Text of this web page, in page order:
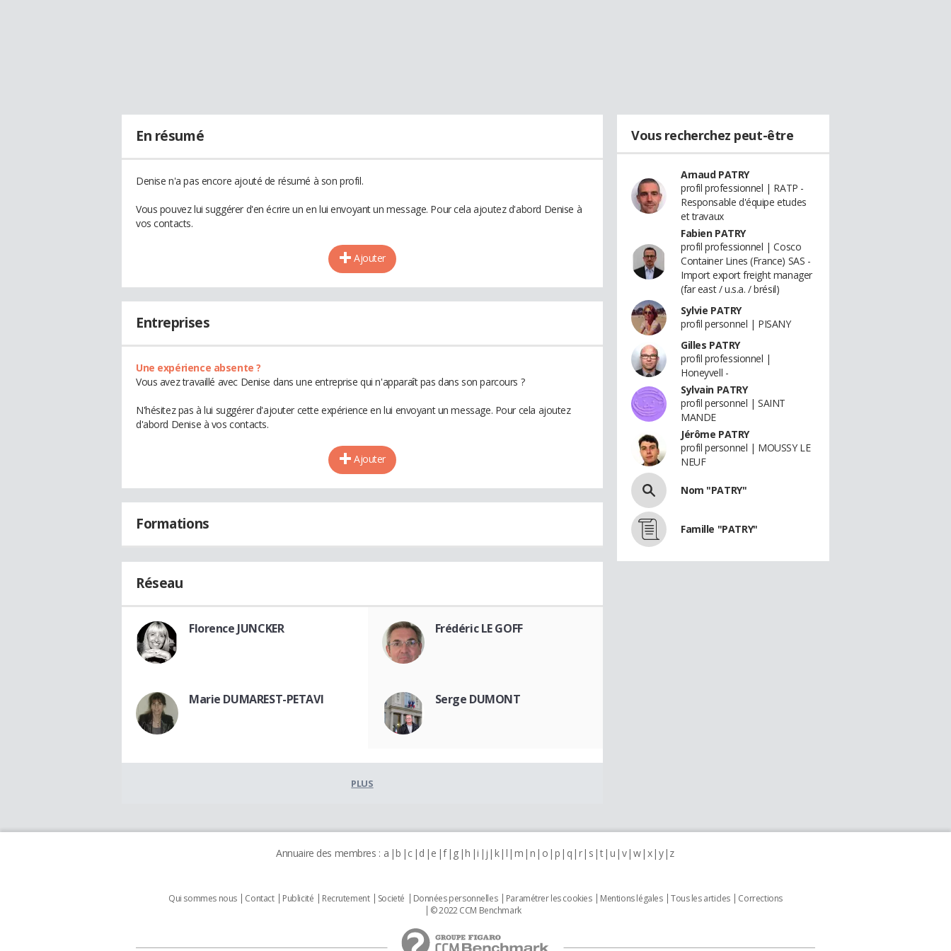
En résumé
Denise n'a pas encore ajouté de résumé à son profil.
Vous pouvez lui suggérer d'en écrire un en lui envoyant un message. Pour cela ajoutez d'abord Denise à
vos contacts.
Ajouter
Entreprises
Une expérience absente ?
Vous avez travaillé avec Denise dans une entreprise qui n'apparaît pas dans son parcours ?
N'hésitez pas à lui suggérer d'ajouter cette expérience en lui envoyant un message. Pour cela ajoutez
d'abord Denise à vos contacts.
Ajouter
Formations
Réseau
Florence JUNCKER Frédéric LE GOFF
Marie DUMAREST-PETAVI Serge DUMONT
PLUS
Vous recherchez peut-être
Arnaud PATRY
profil professionnel | RATP -
Responsable d'équipe etudes
et travaux
Fabien PATRY
profil professionnel | Cosco
Container Lines (France) SAS -
Import export freight manager
(far east / u.s.a. / brésil)
Sylvie PATRY
profil personnel | PISANY
Gilles PATRY
profil professionnel |
Honeyvell -
Sylvain PATRY
profil personnel | SAINT
MANDE
Jérôme PATRY
profil personnel | MOUSSY LE
NEUF
Nom "PATRY"
Famille "PATRY"
Annuaire des membres : a b c d e f g h i j k l m n o p q r s t u v w x y z
Qui sommes nous Contact Publicité Recrutement Societé Données personnelles Paramétrer les cookies Mentions légales Tous les articles
Corrections
© 2022 CCM Benchmark